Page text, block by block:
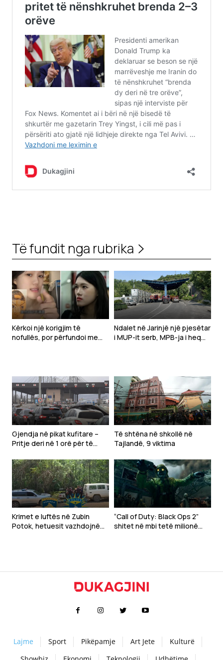
Të fundit nga rubrika
Kërkoi një korigjim të
nofullës, por përfundoi me
Ndalet në Jarinjë një pjesëtar
i MUP-it serb, MPB-ja i heq
Gjendja në pikat kufitare –
Pritje deri në 1 orë për të
njëjtë edhe për dalje nga
vendi
Të shtëna në shkollë në
Tajlandë, 9 viktima
Krimet e luftës në Zubin
Potok, hetuesit vazhdojnë
“Call of Duty: Black Ops 2”
shitet në mbi tetë milionë
Lajme Sport Pikëpamje Art Jete
Kulturë